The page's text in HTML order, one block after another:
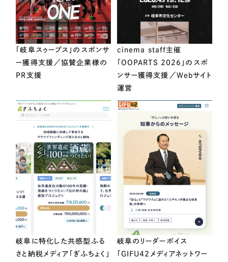
「岐阜スゥープス」のスポンサ
ー獲得支援／協賛企業様の
PR支援
cinema staff主催
「OOPARTS 2026」のスポ
ンサー獲得支援／Webサイト
運営
岐阜に特化した共感型ふる
さと納税メディア「ぎふちょく」
岐阜のリーダーボイス
「GIFU42メディアネットワー